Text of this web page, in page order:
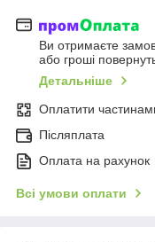
Ви отримаєте
або гроші
Детальніше
Оплатити
Післяплата
Оплата на рахунок
Всі умови оплати